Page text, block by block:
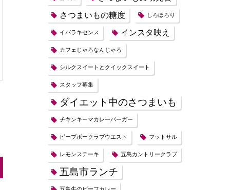
さつまいもの糖度
しろほろり
イバラキセンス インスタ映え
カフェじゃろなんじゃろ
シルクスイートとクイックスイート
スタッフ募集
ダイエット中のさつまいも
チキンキーマカレーバーガー
ピープボークラブウエスト フットサル
レモンステーキ 五島カントリークラブ
五島市ランチ
五島牛のビーフカレー